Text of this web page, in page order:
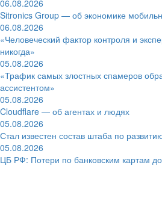
06.08.2026
Sitronics Group — об экономике
06.08.2026
«Человеческий фактор контроля и
никогда»
05.08.2026
«Трафик самых злостных спамеров
ассистентом»
05.08.2026
Cloudflare — об агентах и людях
05.08.2026
Стал известен состав штаба по
05.08.2026
ЦБ РФ: Потери по банковским картам